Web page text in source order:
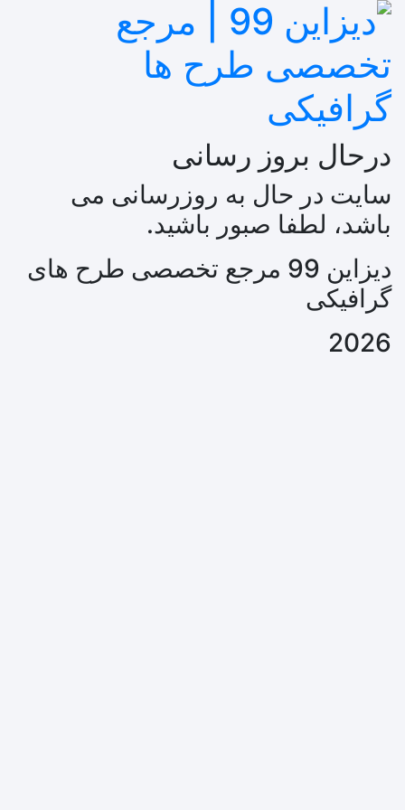
درحال بروز رسانی
سایت در حال به روزرسانی می
باشد، لطفا صبور باشید.
دیزاین 99 مرجع تخصصی طرح های
گرافیکی
2026